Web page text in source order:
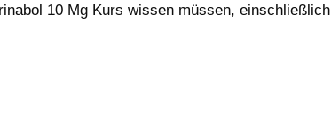
10 Mg Kurs wissen müssen, einschließlich